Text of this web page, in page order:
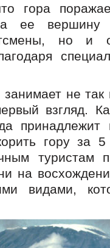
гора
ее вершину
но и
не
взгляд.
принадлежит
гору за
туристам
на
видами,